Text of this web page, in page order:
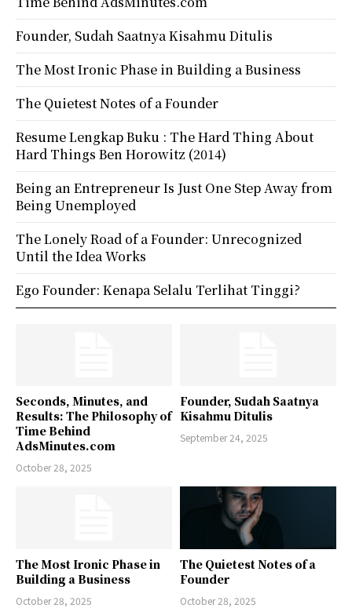
Seconds, Minutes, and
Results: The Philosophy of
Time Behind
AdsMinutes.com
October 28, 2025
Founder, Sudah Saatnya
Kisahmu Ditulis
September 24, 2025
The Most Ironic Phase in
Building a Business
October 28, 2025
The Quietest Notes of a
Founder
October 28, 2025
Founder, Sudah Saatnya Kisahmu Ditulis
The Most Ironic Phase in Building a Business
The Quietest Notes of a Founder
Resume Lengkap Buku : The Hard Thing About
Hard Things Ben Horowitz (2014)
Being an Entrepreneur Is Just One Step Away from
Being Unemployed
The Lonely Road of a Founder: Unrecognized
Until the Idea Works
Ego Founder: Kenapa Selalu Terlihat Tinggi?